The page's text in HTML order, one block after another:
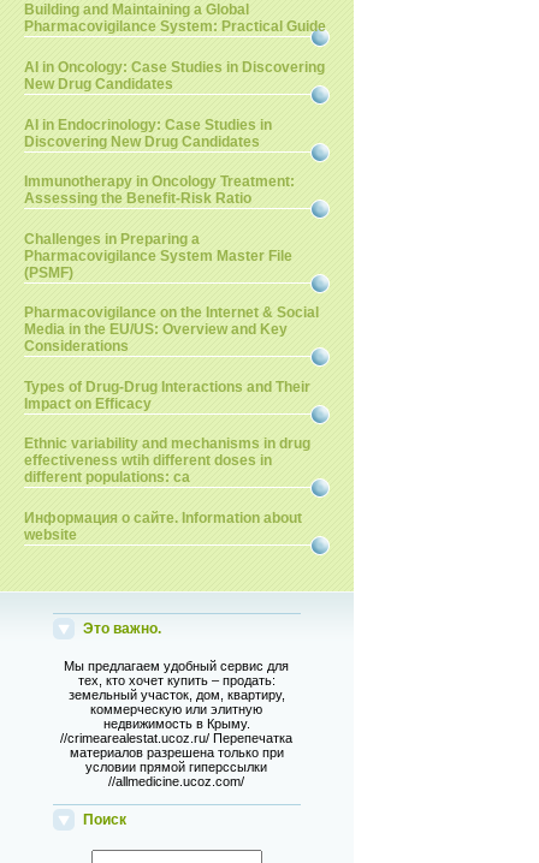
Building and Maintaining a Global
Pharmacovigilance System: Practical Guide
AI in Oncology: Case Studies in Discovering
New Drug Candidates
AI in Endocrinology: Case Studies in
Discovering New Drug Candidates
Immunotherapy in Oncology Treatment:
Assessing the Benefit-Risk Ratio
Challenges in Preparing a
Pharmacovigilance System Master File
(PSMF)
Pharmacovigilance on the Internet & Social
Media in the EU/US: Overview and Key
Considerations
Types of Drug-Drug Interactions and Their
Impact on Efficacy
Ethnic variability and mechanisms in drug
effectiveness wtih different doses in
different populations: ca
Информация о сайте. Information about
website
Это важно.
Мы предлагаем удобный сервис для
тех, кто хочет купить – продать:
земельный участок, дом, квартиру,
коммерческую или элитную
недвижимость в Крыму.
//crimearealestat.ucoz.ru/ Перепечатка
материалов разрешена только при
условии прямой гиперссылки
//allmedicine.ucoz.com/
Поиск